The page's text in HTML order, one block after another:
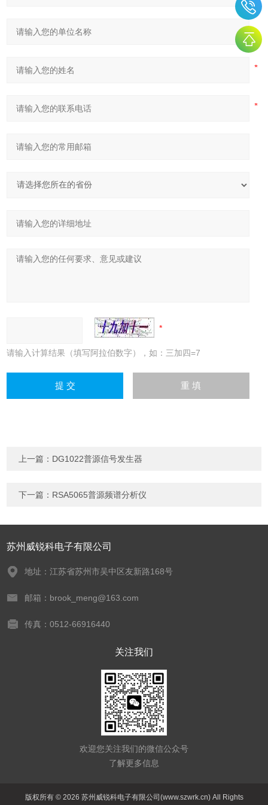
请输入计算结果（填写阿拉伯数字），如：三加四=7
上一篇： DG1022普源信号发生器
下一篇： RSA5065普源频谱分析仪
苏州威锐科电子有限公司
地址：江苏省苏州市吴中区友新路168号
邮箱：brook_meng@163.com
传真：0512-66916440
关注我们
欢迎您关注我们的微信公众号
了解更多信息
版权所有 © 2026 苏州威锐科电子有限公司(www.szwrk.cn) All Rights